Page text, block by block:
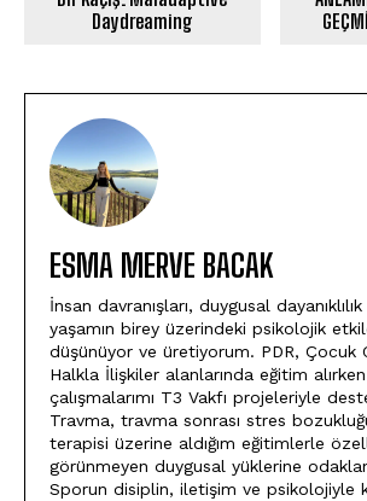
Daydreaming
ESMA MERVE BACAK
İnsan davranışları, duygusal
yaşamın birey üzerindeki psikolojik
düşünüyor ve üretiyorum. PDR, Çocuk
Halkla İlişkiler alanlarında eğitim
çalışmalarımı T3 Vakfı projeleriyle
Travma, travma sonrası stres
terapisi üzerine aldığım eğitimlerle
görünmeyen duygusal yüklerine
Sporun disiplin, iletişim ve psikolojiyle